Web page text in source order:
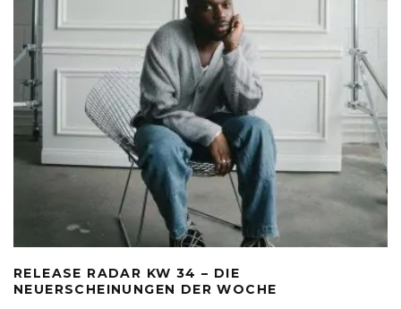
RELEASE RADAR KW 34 – DIE
NEUERSCHEINUNGEN DER WOCHE